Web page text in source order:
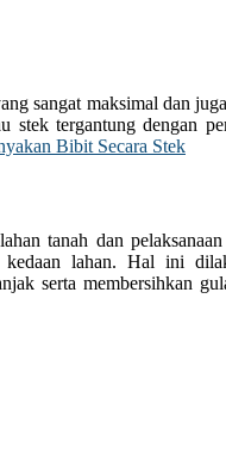
sangat maksimal dan
stek tergantung dengan
Bibit Secara Stek
tanah dan
lahan. Hal ini
serta membersihkan